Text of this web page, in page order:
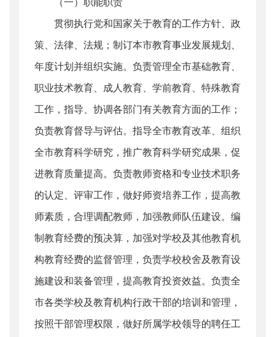
（一）职能职责
贯彻执行党和国家关于教育的工作方针、政
策、法律、法规；制订本市教育事业发展规划、
年度计划并组织实施。负责管理全市基础教育、
职业技术教育、成人教育、学前教育、特殊教育
工作，指导、协调各部门有关教育方面的工作；
负责教育督导与评估。指导全市教育改革、组织
全市教育科学研究，推广教育科学研究成果，促
进教育质量提高。负责教师资格和专业技术职务
的认定、评审工作，做好师资培养工作，提高教
师素质，合理调配教师，加强教师队伍建设。编
制教育经费的预决算，加强对学校及其他教育机
构教育经费的监督管理，负责学校校舍及教育设
施建设和装备管理，提高教育投资效益。负责全
市各类学校及教育机构行政干部的培训和管理，
按照干部管理权限，做好所属学校领导的聘任工